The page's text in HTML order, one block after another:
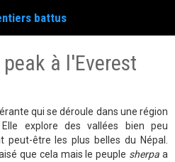
battus
à l'Everest
qui se déroule dans une région
explore des vallées bien peu
peut-être les plus belles du Népal.
que cela mais le peuple sherpa a